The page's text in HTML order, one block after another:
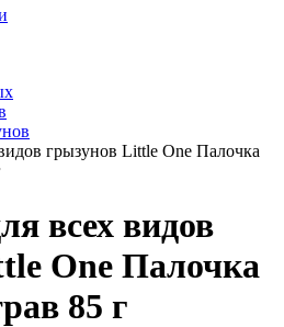
грызунов Little One Палочка
всех видов
One Палочка
85 г